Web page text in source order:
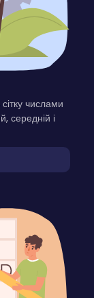
числами
середній і